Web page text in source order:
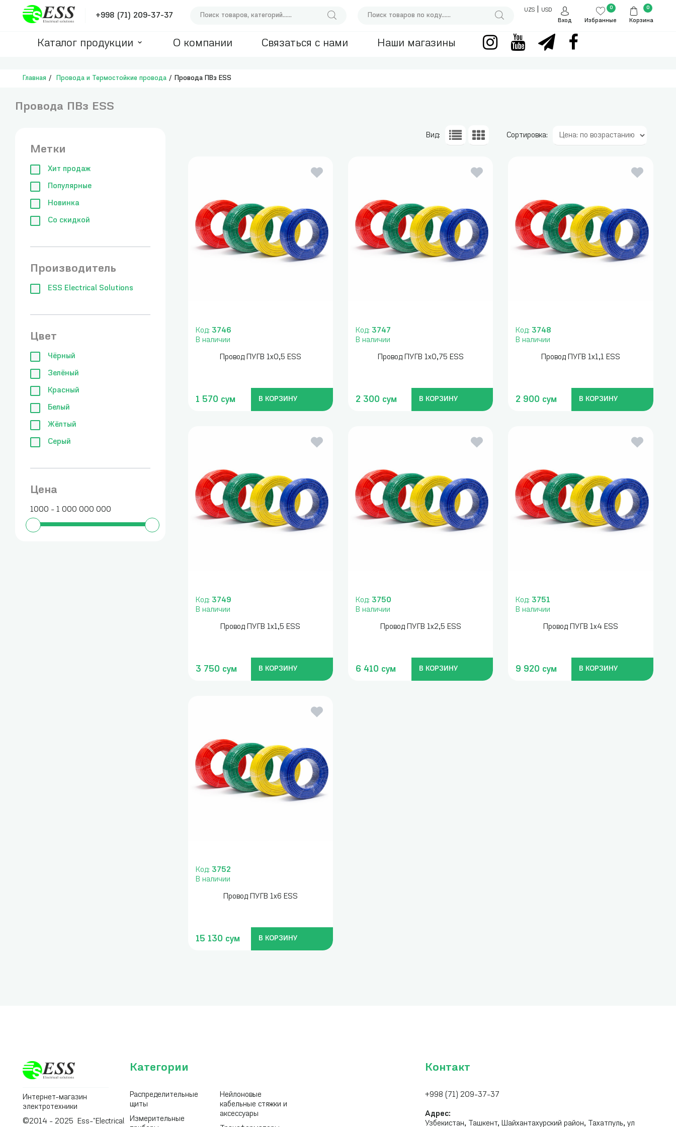
+998 (71) 209-37-37
UZS|
USD
Вход
Избранные
0
Корзина
0
Каталог продукции О компании Связаться с нами Наши магазины
Главная Провода и Термостойкие провода Провода ПВз ESS
Провода ПВз ESS
Метки
Хит продаж
Популярные
Новинка
Со скидкой
Производитель
ESS Electrical Solutions
Цвет
Чёрный
Зелёный
Красный
Белый
Жёлтый
Серый
Цена
1000 - 1 000 000 000
Вид: Сортировка:
Код: 3746
В наличии
Провод ПУГВ 1х0,5 ESS
1 570 сум В КОРЗИНУ
Код: 3747
В наличии
Провод ПУГВ 1х0,75 ESS
2 300 сум В КОРЗИНУ
Код: 3748
В наличии
Провод ПУГВ 1х1,1 ESS
2 900 сум В КОРЗИНУ
Код: 3749
В наличии
Провод ПУГВ 1х1,5 ESS
3 750 сум В КОРЗИНУ
Код: 3750
В наличии
Провод ПУГВ 1х2,5 ESS
6 410 сум В КОРЗИНУ
Код: 3751
В наличии
Провод ПУГВ 1х4 ESS
9 920 сум В КОРЗИНУ
Код: 3752
В наличии
Провод ПУГВ 1х6 ESS
15 130 сум В КОРЗИНУ
Интернет-магазин
электротехники
©2014 - 2025 Ess-"Electrical
Категории
Распределительные
щиты
Измерительные
Нейлоновые
кабельные стяжки и
аксессуары
Контакт
+998 (71) 209-37-37
Адрес:
Узбекистан, Ташкент, Шайхантахурский район, Тахатпуль, ул